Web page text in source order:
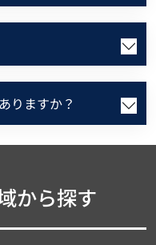
りますか？
から探す